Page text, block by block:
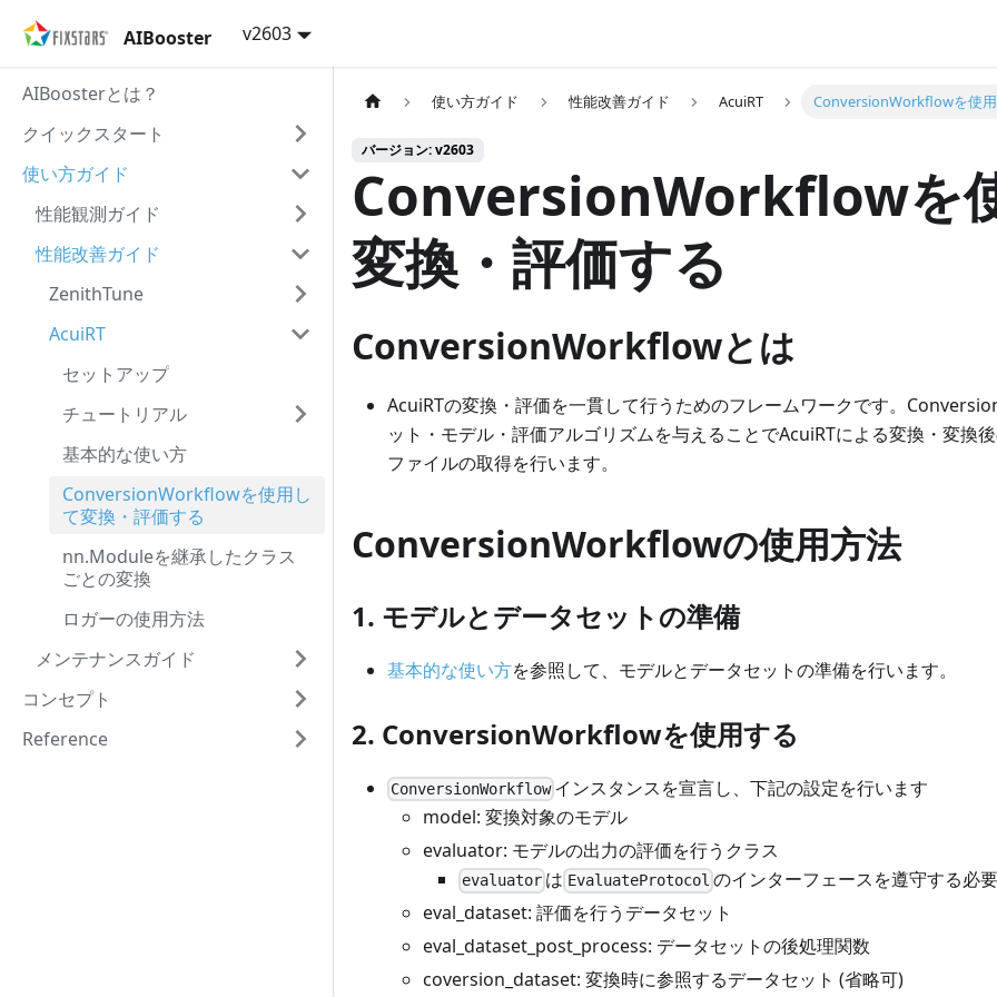
AIBooster v2603
AIBoosterとは？
クイックスタート
使い方ガイド
性能観測ガイド
性能改善ガイド
ZenithTune
AcuiRT
セットアップ
チュートリアル
基本的な使い方
ConversionWorkflowを使用し
て変換・評価する
nn.Moduleを継承したクラス
ごとの変換
ロガーの使用方法
メンテナンスガイド
コンセプト
Reference
使い方ガイド 性能改善ガイド AcuiRT ConversionWorkflowを使
バージョン: v2603
ConversionWorkflowを
変換・評価する
ConversionWorkflowとは
AcuiRTの変換・評価を一貫して行うためのフレームワークです。
ット・モデル・評価アルゴリズムを与えることでAcuiRTによる変換・変換
ファイルの取得を行います。
ConversionWorkflowの使用方法
1. モデルとデータセットの準備
基本的な使い方を参照して、モデルとデータセットの準備を行います。
2. ConversionWorkflowを使用する
ConversionWorkflow インスタンスを宣言し、下記の設定を行います
model: 変換対象のモデル
evaluator: モデルの出力の評価を行うクラス
evaluator は EvaluateProtocol のインターフェースを遵守する必要
eval_dataset: 評価を行うデータセット
eval_dataset_post_process: データセットの後処理関数
coversion_dataset: 変換時に参照するデータセット (省略可)